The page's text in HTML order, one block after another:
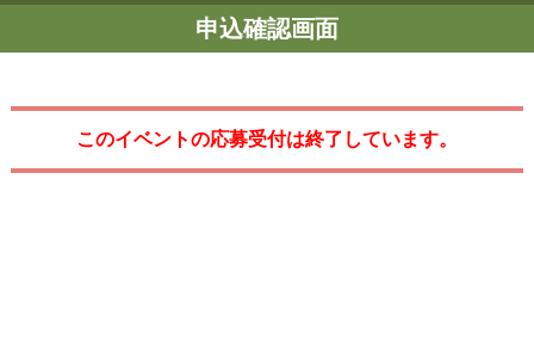
申込確認画面
このイベントの応募受付は終了しています。